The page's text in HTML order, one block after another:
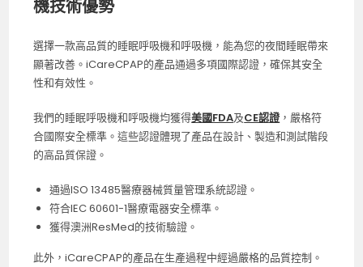
機技術優勢
選擇一款高品質的睡眠呼吸機和呼吸機，能為您的夜間睡眠帶來
顯著改善。iCareCPAP的產品通過多項國際認證，確保其安全
性和有效性。
我們的睡眠呼吸機和呼吸機均獲得美國FDA及CE認證，嚴格符
合國際安全標準。這些認證體現了產品在設計、製造和測試階段
的高品質保證。
通過ISO 13485醫療器械質量管理系統認證。
符合IEC 60601-1醫療電器安全標準。
獲得澳洲ResMed的技術驗證。
此外，iCareCPAP的產品在生產過程中經過嚴格的品質控制。